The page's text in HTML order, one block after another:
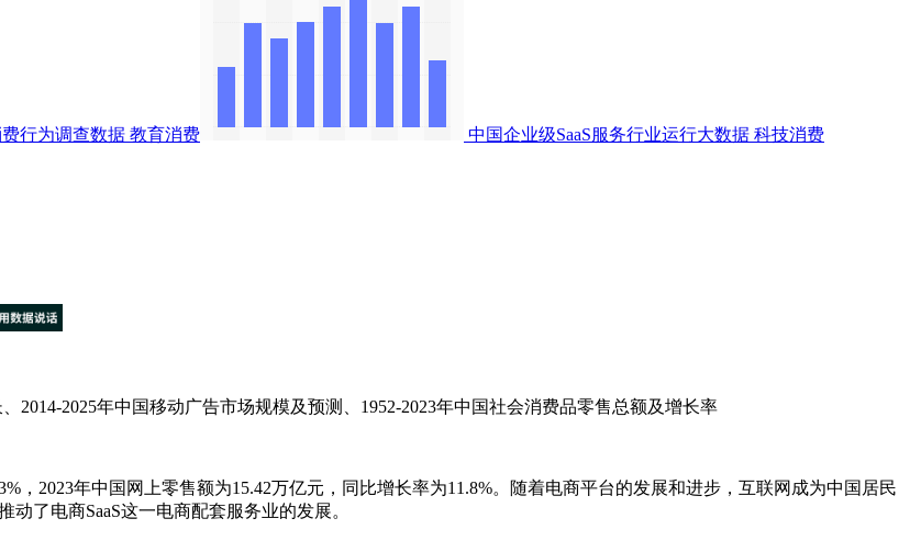
行为调查数据 教育消费 中国企业级SaaS服务行业运行大数据 科技消费
2014-2025年中国移动广告市场规模及预测、1952-2023年中国社会消费品零售总额及增长率
2023年中国网上零售额为15.42万亿元，同比增长率为11.8%。随着电商平台的发展和进步，互联网成为中国居民
了电商SaaS这一电商配套服务业的发展。